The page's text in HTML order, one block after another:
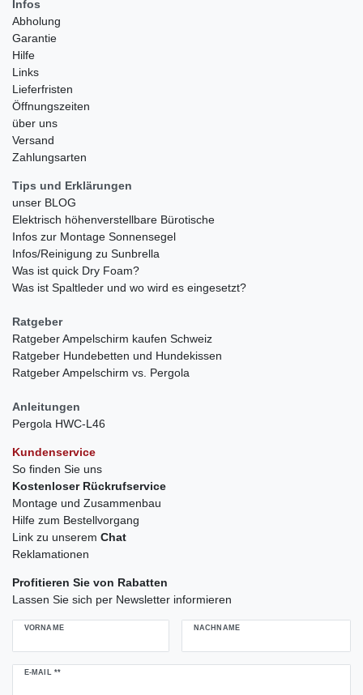
Infos
Abholung
Garantie
Hilfe
Links
Lieferfristen
Öffnungszeiten
über uns
Versand
Zahlungsarten
Tips und Erklärungen
unser BLOG
Elektrisch höhenverstellbare Bürotische
Infos zur Montage Sonnensegel
Infos/Reinigung zu Sunbrella
Was ist quick Dry Foam?
Was ist Spaltleder und wo wird es eingesetzt?
Ratgeber
Ratgeber Ampelschirm kaufen Schweiz
Ratgeber Hundebetten und Hundekissen
Ratgeber Ampelschirm vs. Pergola
Anleitungen
Pergola HWC-L46
Kundenservice
So finden Sie uns
Kostenloser Rückrufservice
Montage und Zusammenbau
Hilfe zum Bestellvorgang
Link zu unserem Chat
Reklamationen
Profitieren Sie von Rabatten
Lassen Sie sich per Newsletter informieren
VORNAME NACHNAME
E-MAIL **
Newsletter